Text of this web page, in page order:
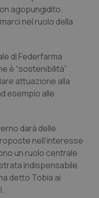
neurodegenerative
agopungidito.
nel ruolo della
di Federfarma
è “sostenibilità”
attuazione alla
esempio alle
darà delle
nell’interesse
un ruolo centrale
indispensabile
detto Tobia ai
.